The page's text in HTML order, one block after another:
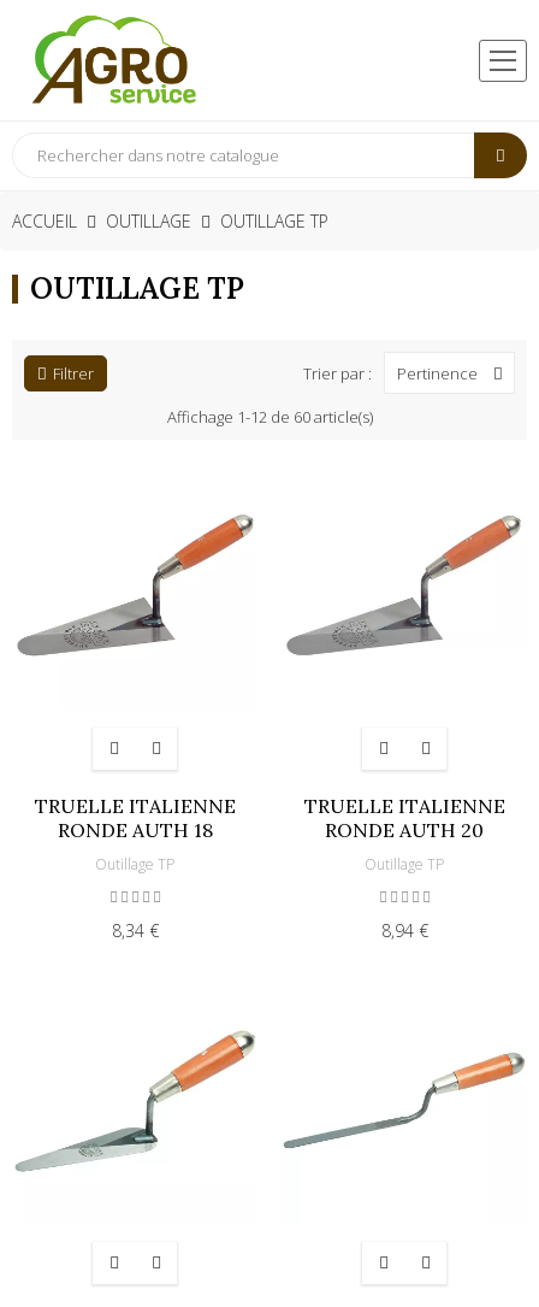
ACCUEIL OUTILLAGE OUTILLAGE TP
OUTILLAGE TP
Filtrer Trier par :
Pertinence
Affichage 1-12 de 60 article(s)
TRUELLE ITALIENNE
RONDE AUTH 18
Outillage TP
8,34 €
TRUELLE ITALIENNE
RONDE AUTH 20
Outillage TP
8,94 €